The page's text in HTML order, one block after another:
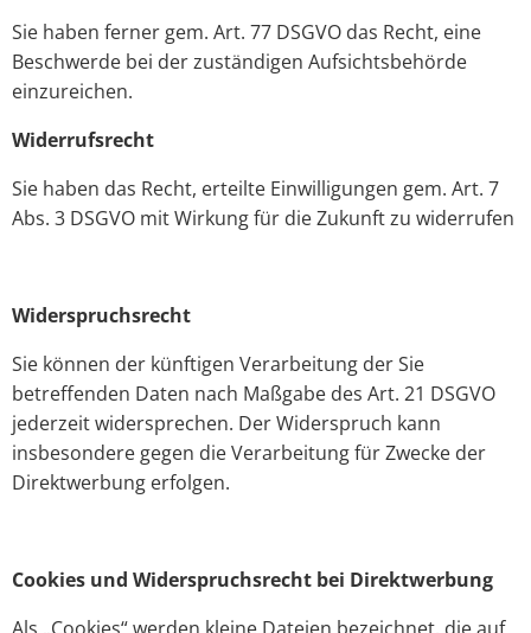
Sie haben ferner gem. Art. 77 DSGVO das Recht, eine
Beschwerde bei der zuständigen Aufsichtsbehörde
einzureichen.
Widerrufsrecht
Sie haben das Recht, erteilte Einwilligungen gem. Art. 7
Abs. 3 DSGVO mit Wirkung für die Zukunft zu widerrufen
Widerspruchsrecht
Sie können der künftigen Verarbeitung der Sie
betreffenden Daten nach Maßgabe des Art. 21 DSGVO
jederzeit widersprechen. Der Widerspruch kann
insbesondere gegen die Verarbeitung für Zwecke der
Direktwerbung erfolgen.
Cookies und Widerspruchsrecht bei Direktwerbung